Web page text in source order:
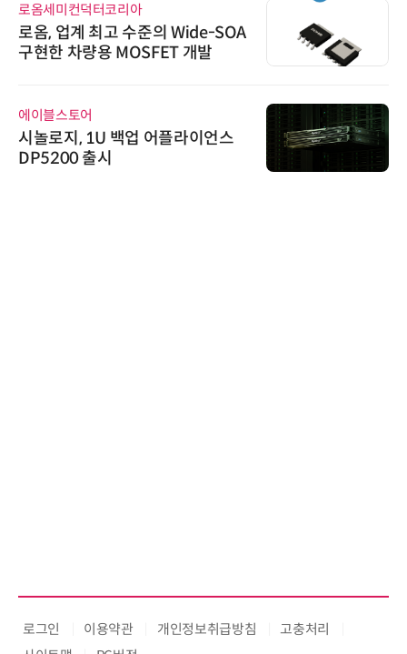
로옴세미컨덕터코리아
로옴, 업계 최고 수준의 Wide-SOA
구현한 차량용 MOSFET 개발
에이블스토어
시놀로지, 1U 백업 어플라이언스
DP5200 출시
로그인 이용약관 개인정보취급방침
고충처리